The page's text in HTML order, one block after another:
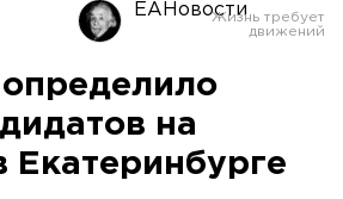
Оренбург
ЕАНовости
на
Екатеринбурге